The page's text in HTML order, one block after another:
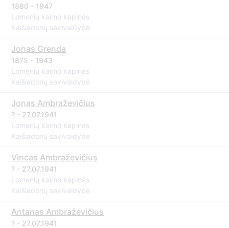
1880 - 1947
Lomenių kaimo kapinės
Kaišiadorių savivaldybė
Jonas Grenda
1875 - 1943
Lomenių kaimo kapinės
Kaišiadorių savivaldybė
Jonas Ambraževičius
? - 27.07.1941
Lomenių kaimo kapinės
Kaišiadorių savivaldybė
Vincas Ambraževičius
? - 27.07.1941
Lomenių kaimo kapinės
Kaišiadorių savivaldybė
Antanas Ambraževičius
? - 27.07.1941